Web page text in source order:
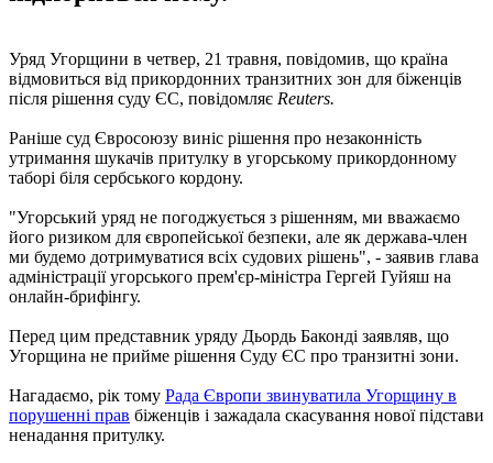
Уряд Угорщини в четвер, 21 травня, повідомив, що країна
відмовиться від прикордонних транзитних зон для біженців
після рішення суду ЄС, повідомляє Reuters.
Раніше суд Євросоюзу виніс рішення про незаконність
утримання шукачів притулку в угорському прикордонному
таборі біля сербського кордону.
"Угорський уряд не погоджується з рішенням, ми вважаємо
його ризиком для європейської безпеки, але як держава-член
ми будемо дотримуватися всіх судових рішень", - заявив глава
адміністрації угорського прем'єр-міністра Гергей Гуйяш на
онлайн-брифінгу.
Перед цим представник уряду Дьордь Баконді заявляв, що
Угорщина не прийме рішення Суду ЄС про транзитні зони.
Нагадаємо, рік тому Рада Європи звинуватила Угорщину в
порушенні прав біженців і зажадала скасування нової підстави
ненадання притулку.